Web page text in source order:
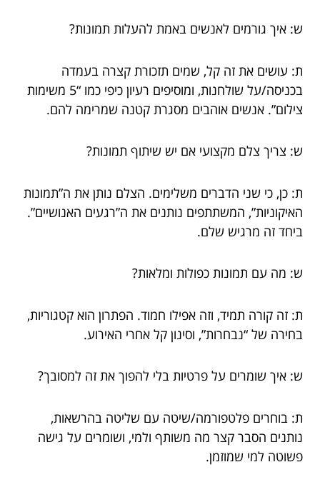
ש: איך גורמים לאנשים באמת להעלות תמונות?
ת: עושים את זה קל, שמים תזכורת קצרה בעמדה
בכניסה/על שולחנות, ומוסיפים רעיון כיפי כמו “5 משימות
צילום”. אנשים אוהבים מסגרת קטנה שמרימה להם.
ש: צריך צלם מקצועי אם יש שיתוף תמונות?
ת: כן, כי שני הדברים משלימים. הצלם נותן את ה”תמונות
האיקוניות”, המשתתפים נותנים את ה”רגעים האנושיים”.
ביחד זה מרגיש שלם.
ש: מה עם תמונות כפולות ומלאות?
ת: זה קורה תמיד, וזה אפילו חמוד. הפתרון הוא קטגוריות,
בחירה של “נבחרות”, וסינון קל אחרי האירוע.
ש: איך שומרים על פרטיות בלי להפוך את זה למסובך?
ת: בוחרים פלטפורמה/שיטה עם שליטה בהרשאות,
נותנים הסבר קצר מה משותף ולמי, ושומרים על גישה
פשוטה למי שמוזמן.